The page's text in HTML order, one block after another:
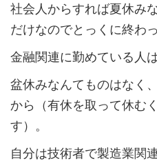
社会人からすれば夏休み
だけなのでとっくに終わ
金融関連に勤めている人
盆休みなんてものはなく
から（有休を取って休む
す）。
自分は技術者で製造業関